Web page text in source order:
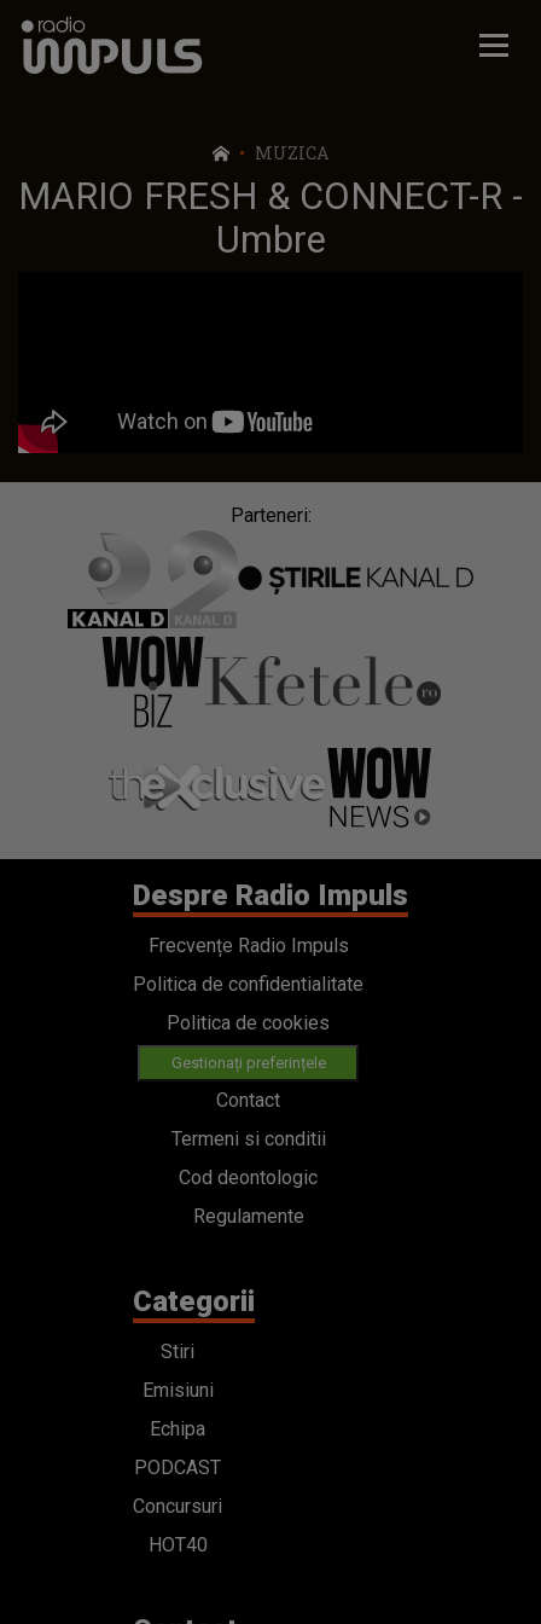
Radio Impuls
MUZICA
MARIO FRESH & CONNECT-R -
Umbre
Parteneri:
Despre Radio Impuls
Frecvențe Radio Impuls
Politica de confidentialitate
Politica de cookies
Gestionați preferințele
Contact
Termeni si conditii
Cod deontologic
Regulamente
Categorii
Stiri
Emisiuni
Echipa
PODCAST
Concursuri
HOT40